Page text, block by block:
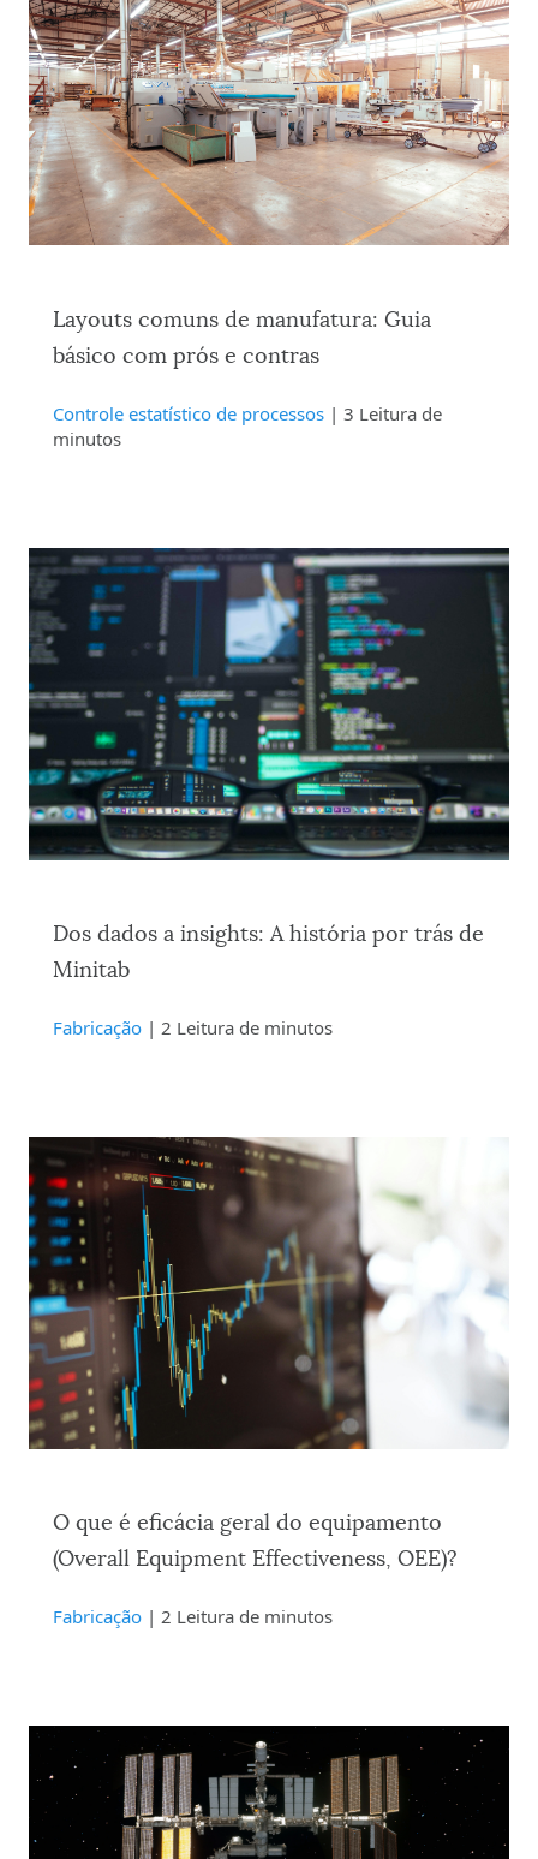
Layouts comuns de manufatura: Guia
básico com prós e contras
Controle estatístico de processos | 3 Leitura de
minutos
Dos dados a insights: A história por trás de
Minitab
Fabricação | 2 Leitura de minutos
O que é eficácia geral do equipamento
(Overall Equipment Effectiveness, OEE)?
Fabricação | 2 Leitura de minutos